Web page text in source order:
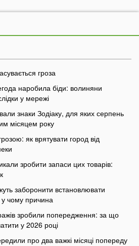
гроза
наробила біди: волиняни
у мережі
знаки Зодіаку, для яких серпень
місяцем року
як врятувати город від
зробити запаси цих товарів:
заборонити встановлювати
у чому причина
зробили попередження: за що
у 2026 році
про два важкі місяці попереду